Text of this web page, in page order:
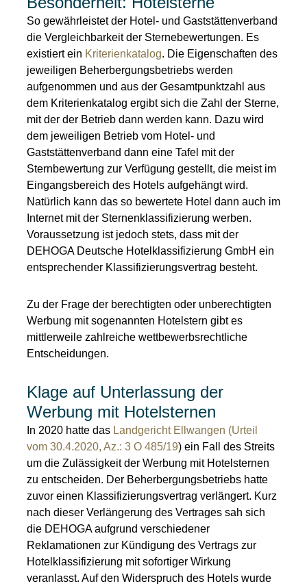
So gewährleistet der Hotel- und Gaststättenverband
die Vergleichbarkeit der Sternebewertungen. Es
existiert ein Kriterienkatalog. Die Eigenschaften des
jeweiligen Beherbergungsbetriebs werden
aufgenommen und aus der Gesamtpunktzahl aus
dem Kriterienkatalog ergibt sich die Zahl der Sterne,
mit der der Betrieb dann werden kann. Dazu wird
dem jeweiligen Betrieb vom Hotel- und
Gaststättenverband dann eine Tafel mit der
Sternbewertung zur Verfügung gestellt, die meist im
Eingangsbereich des Hotels aufgehängt wird.
Natürlich kann das so bewertete Hotel dann auch im
Internet mit der Sternenklassifizierung werben.
Voraussetzung ist jedoch stets, dass mit der
DEHOGA Deutsche Hotelklassifizierung GmbH ein
entsprechender Klassifizierungsvertrag besteht.
Zu der Frage der berechtigten oder unberechtigten
Werbung mit sogenannten Hotelstern gibt es
mittlerweile zahlreiche wettbewerbsrechtliche
Entscheidungen.
Klage auf Unterlassung der
Werbung mit Hotelsternen
In 2020 hatte das Landgericht Ellwangen (Urteil
vom 30.4.2020, Az.: 3 O 485/19) ein Fall des Streits
um die Zulässigkeit der Werbung mit Hotelsternen
zu entscheiden. Der Beherbergungsbetriebs hatte
zuvor einen Klassifizierungsvertrag verlängert. Kurz
nach dieser Verlängerung des Vertrages sah sich
die DEHOGA aufgrund verschiedener
Reklamationen zur Kündigung des Vertrags zur
Hotelklassifizierung mit sofortiger Wirkung
veranlasst. Auf den Widerspruch des Hotels wurde